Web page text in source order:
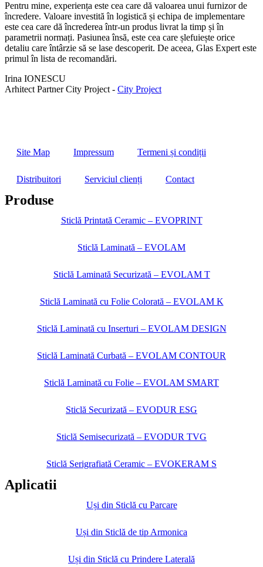
Pentru mine, experiența este cea care dă valoarea unui furnizor de
încredere. Valoare investită în logistică și echipa de implementare
este cea care dă încrederea într-un produs livrat la timp și în
parametrii normați. Pasiunea însă, este cea care șlefuiește orice
detaliu care întârzie să se lase descoperit. De aceea, Glas Expert este
primul în lista de recomandări.
Irina IONESCU
Arhitect Partner City Project - City Project
Site Map Impressum Termeni și condiții
Distribuitori Serviciul clienți Contact
Produse
Sticlă Printată Ceramic – EVOPRINT
Sticlă Laminată – EVOLAM
Sticlă Laminată Securizată – EVOLAM T
Sticlă Laminată cu Folie Colorată – EVOLAM K
Sticlă Laminată cu Inserturi – EVOLAM DESIGN
Sticlă Laminată Curbată – EVOLAM CONTOUR
Sticlă Laminată cu Folie – EVOLAM SMART
Sticlă Securizată – EVODUR ESG
Sticlă Semisecurizată – EVODUR TVG
Sticlă Serigrafiată Ceramic – EVOKERAM S
Aplicatii
Uși din Sticlă cu Parcare
Uși din Sticlă de tip Armonica
Uși din Sticlă cu Prindere Laterală